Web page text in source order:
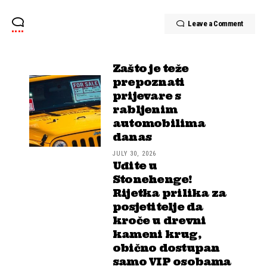
Leave a Comment
Zašto je teže
prepoznati
prijevare s
rabljenim
automobilima
danas
JULY 30, 2026
Uđite u
Stonehenge!
Rijetka prilika za
posjetitelje da
kroče u drevni
kameni krug,
obično dostupan
samo VIP osobama